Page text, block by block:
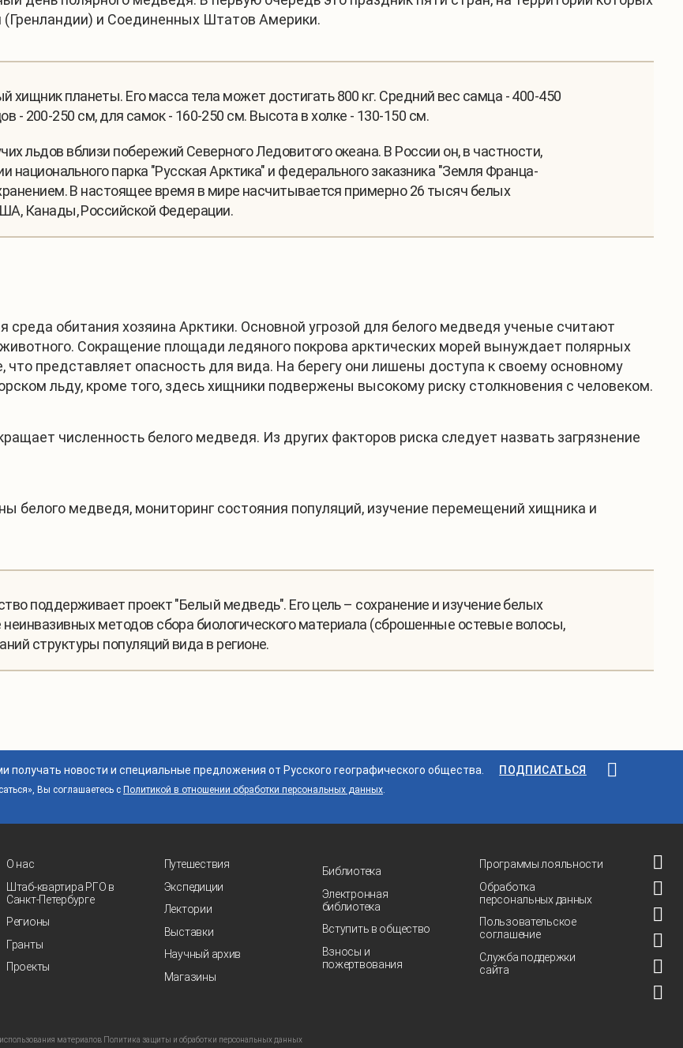
и Соединенных Штатов Америки.
планеты. Его масса тела может достигать 800 кг. Средний вес самца - 400-450
- 200-250 см, для самок - 160-250 см. Высота в холке - 130-150 см.
льдов вблизи побережий Северного Ледовитого океана. В России он, в частности,
национального парка "Русская Арктика" и федерального заказника "Земля Франца-
В настоящее время в мире насчитывается примерно 26 тысяч белых
Канады, Российской Федерации.
обитания хозяина Арктики. Основной угрозой для белого медведя ученые считают
Сокращение площади ледяного покрова арктических морей вынуждает полярных
представляет опасность для вида. На берегу они лишены доступа к своему основному
льду, кроме того, здесь хищники подвержены высокому риску столкновения с человеком.
численность белого медведя. Из других факторов риска следует назвать загрязнение
белого медведя, мониторинг состояния популяций, изучение перемещений хищника и
поддерживает проект "Белый медведь". Его цель – сохранение и изучение белых
методов сбора биологического материала (сброшенные остевые волосы,
структуры популяций вида в регионе.
новости и специальные предложения от Русского географического общества. ПОДПИСАТЬСЯ
Вы соглашаетесь с Политикой в отношении обработки персональных данных.
О нас
Штаб-квартира РГО в
Санкт‑Петербурге
Регионы
Гранты
Проекты
Путешествия
Экспедиции
Лектории
Выставки
Научный архив
Магазины
Библиотека
Электронная
библиотека
Вступить в общество
Взносы и
пожертвования
Программы лояльности
Обработка
персональных данных
Пользовательское
соглашение
Служба поддержки
сайта
материалов Политика защиты и обработки персональных данных